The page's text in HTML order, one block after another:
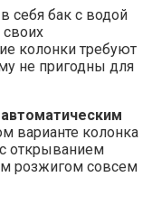
себя бак с водой
колонки требуют
не пригодны для
автоматическим
варианте колонка
открыванием
розжигом совсем